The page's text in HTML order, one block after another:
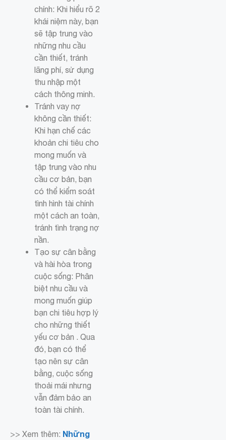
chính: Khi hiểu rõ 2
khái niệm này, bạn
sẽ tập trung vào
những nhu cầu
cần thiết, tránh
lãng phí, sử dụng
thu nhập một
cách thông minh.
Tránh vay nợ
không cần thiết:
Khi hạn chế các
khoản chi tiêu cho
mong muốn và
tập trung vào nhu
cầu cơ bản, bạn
có thể kiểm soát
tình hình tài chính
một cách an toàn,
tránh tình trạng nợ
nần.
Tạo sự cân bằng
và hài hòa trong
cuộc sống: Phân
biệt nhu cầu và
mong muốn giúp
bạn chi tiêu hợp lý
cho những thiết
yếu cơ bản . Qua
đó, bạn có thể
tạo nên sự cân
bằng, cuộc sống
thoải mái nhưng
vẫn đảm bảo an
toàn tài chính.
>> Xem thêm: Những